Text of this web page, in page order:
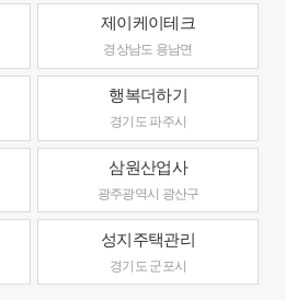
제이케이테크
경상남도 용남면
행복더하기
경기도 파주시
삼원산업사
광주광역시 광산구
성지주택관리
경기도 군포시